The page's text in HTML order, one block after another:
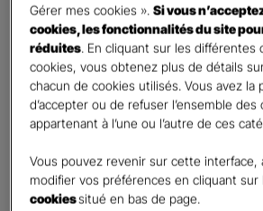
Prenez 2 minutes pour remplir ce
que l’agence sélectionnée vous
pour finaliser l’étude précise
GAN ASSURANCES
Information sur votre
Qui souhaitez-vous protéger ?*
Gérer mes cookies ».Si vous
cookies, les fonctionnalités du site
réduites. En cliquant sur les différentes
cookies, vous obtenez plus de détails
chacun de cookies utilisés. Vous avez la
d’accepter ou de refuser l’ensemble des
appartenant à l’une ou l’autre de ces
Vous pouvez revenir sur cette
modifier vos préférences en cliquant
cookiessitué en bas de page.